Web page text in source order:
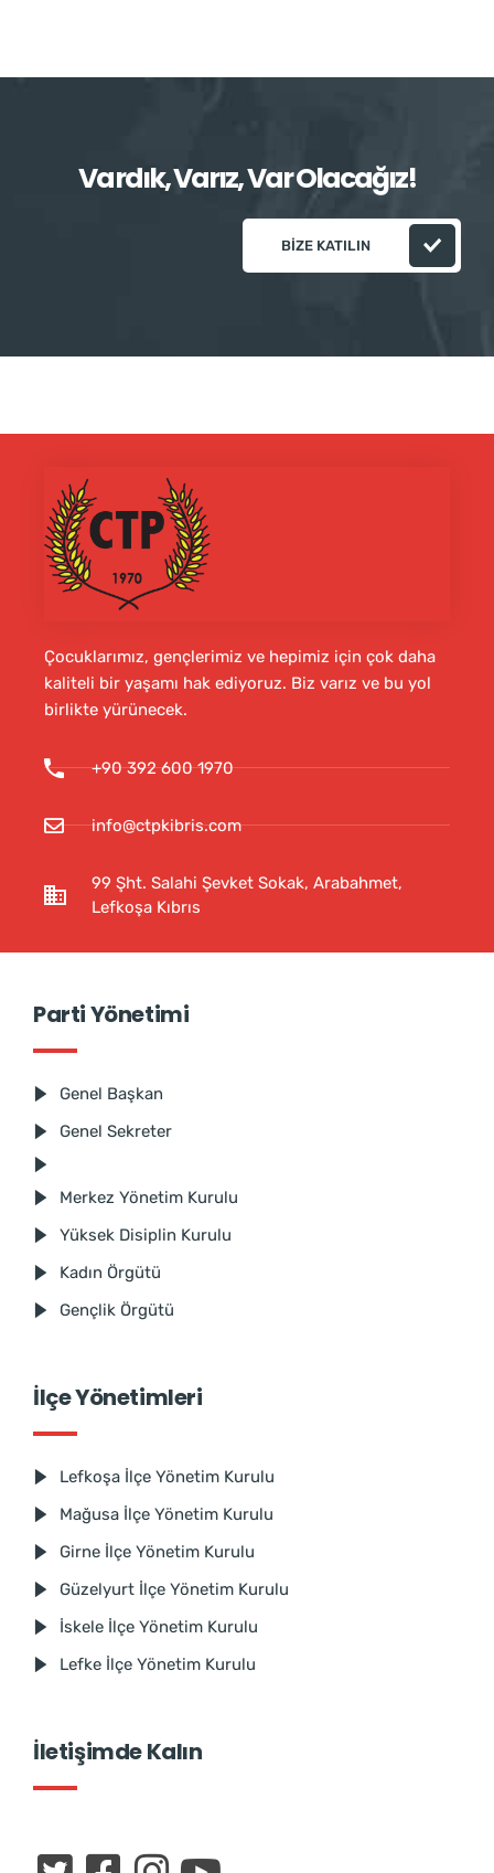
Vardık, Varız, Var Olacağız!
BIZE KATILIN
Çocuklarımız, gençlerimiz ve hepimiz için çok daha
kaliteli bir yaşamı hak ediyoruz. Biz varız ve bu yol
birlikte yürünecek.
+90 392 600 1970
info@ctpkibris.com
99 Şht. Salahi Şevket Sokak, Arabahmet,
Lefkoşa Kıbrıs
Parti Yönetimi
Genel Başkan
Genel Sekreter
Merkez Yönetim Kurulu
Yüksek Disiplin Kurulu
Kadın Örgütü
Gençlik Örgütü
İlçe Yönetimleri
Lefkoşa İlçe Yönetim Kurulu
Mağusa İlçe Yönetim Kurulu
Girne İlçe Yönetim Kurulu
Güzelyurt İlçe Yönetim Kurulu
İskele İlçe Yönetim Kurulu
Lefke İlçe Yönetim Kurulu
İletişimde Kalın